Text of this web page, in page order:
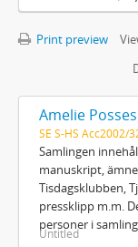
Print preview
Amelie
SE S-HS Acc2002/
Samlingen
manuskript,
Tisdagsklubben,
pressklipp m.m.
personer i
Untitled